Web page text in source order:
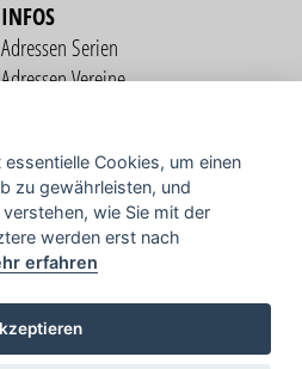
INFOS
Adressen Serien
Adressen Vereine
COMMUNITY
TV
Cookies, um einen
zu gewährleisten, und
wie Sie mit der
werden erst nach
erfahren